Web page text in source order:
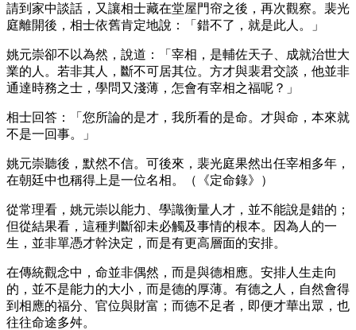
請到家中談話，又讓相士藏在堂屋門帘之後，再次觀察。裴光
庭離開後，相士依舊肯定地說：「錯不了，就是此人。」
姚元崇卻不以為然，說道：「宰相，是輔佐天子、成就治世大
業的人。若非其人，斷不可居其位。方才與裴君交談，他並非
通達時務之士，學問又淺薄，怎會有宰相之福呢？」
相士回答：「您所論的是才，我所看的是命。才與命，本來就
不是一回事。」
姚元崇聽後，默然不信。可後來，裴光庭果然出任宰相多年，
在朝廷中也稱得上是一位名相。（《定命錄》）
從常理看，姚元崇以能力、學識衡量人才，並不能說是錯的；
但從結果看，這種判斷卻未必觸及事情的根本。因為人的一
生，並非單憑才幹決定，而是有更高層面的安排。
在傳統觀念中，命並非偶然，而是與德相應。安排人生走向
的，並不是能力的大小，而是德的厚薄。有德之人，自然會得
到相應的福分、官位與財富；而德不足者，即便才華出眾，也
往往命途多舛。